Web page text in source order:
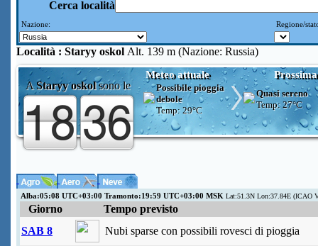
Cerca località
Nazione: Regione/
Località : Staryy oskol Alt. 139 m (Nazione: Russia)
AStaryy oskolsono le
Meteo attuale
Possibile pioggia
debole
Temp: 29°C
Quasi sereno
Temp:27°C
Alba:05:08 UTC+03:00 Tramonto:19:59 UTC+03:00 MSK Lat:51.3N Lon:37.84E (ICAO
Giorno
Tempo previsto
SAB 8
Nubi sparse con possibili rovesci di pioggia